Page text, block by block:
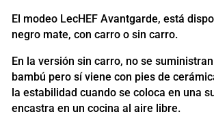
El modeo LecHEF Avantgarde, está
negro mate, con carro o sin carro.
En la versión sin carro, no se
bambú pero sí viene con pies de
la estabilidad cuando se coloca en una
encastra en un cocina al aire libre.